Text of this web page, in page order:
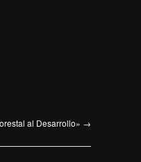
al Desarrollo» →